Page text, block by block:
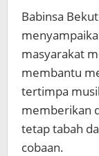
Babinsa
masyarakat
membantu
tertimpa
memberikan
tetap tabah
cobaan.